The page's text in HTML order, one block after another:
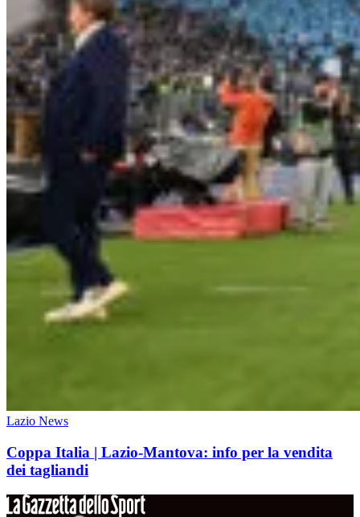
Lazio News
Coppa Italia | Lazio-Mantova: info per la vendita
dei tagliandi